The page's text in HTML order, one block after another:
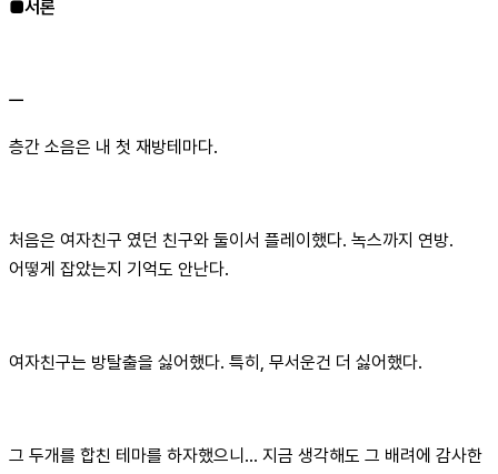
■서론
ㅡ
층간 소음은 내 첫 재방테마다.
처음은 여자친구 였던 친구와 둘이서 플레이했다. 녹스까지 연방.
어떻게 잡았는지 기억도 안난다.
여자친구는 방탈출을 싫어했다. 특히, 무서운건 더 싫어했다.
그 두개를 합친 테마를 하자했으니... 지금 생각해도 그 배려에 감사한